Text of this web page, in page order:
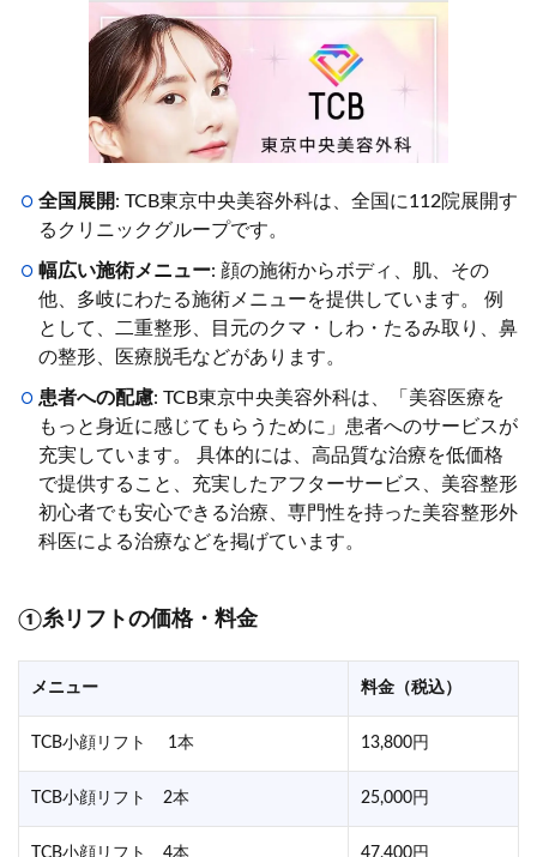
全国展開: TCB東京中央美容外科は、全国に112院展開す
るクリニックグループです。
幅広い施術メニュー: 顔の施術からボディ、肌、その
他、多岐にわたる施術メニューを提供しています。 例
として、二重整形、目元のクマ・しわ・たるみ取り、鼻
の整形、医療脱毛などがあります。
患者への配慮: TCB東京中央美容外科は、「美容医療を
もっと身近に感じてもらうために」患者へのサービスが
充実しています。 具体的には、高品質な治療を低価格
で提供すること、充実したアフターサービス、美容整形
初心者でも安心できる治療、専門性を持った美容整形外
科医による治療などを掲げています。
①糸リフトの価格・料金
メニュー 料金（税込）
TCB小顔リフト 1本 13,800円
TCB小顔リフト 2本 25,000円
TCB小顔リフト 4本 47,400円